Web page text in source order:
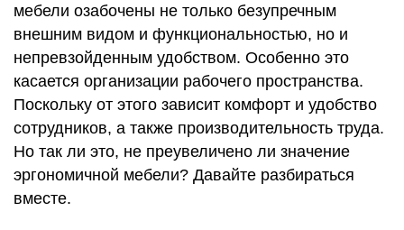
мебели озабочены не только безупречным
внешним видом и функциональностью, но и
непревзойденным удобством. Особенно это
касается организации рабочего пространства.
Поскольку от этого зависит комфорт и удобство
сотрудников, а также производительность труда.
Но так ли это, не преувеличено ли значение
эргономичной мебели? Давайте разбираться
вместе.